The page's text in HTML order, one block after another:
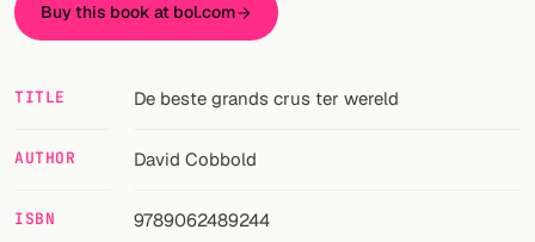
Cocktail bar
FOLLOW
Buy this book at bol.com
TITLE De beste grands crus ter wereld
AUTHOR David Cobbold
ISBN 9789062489244